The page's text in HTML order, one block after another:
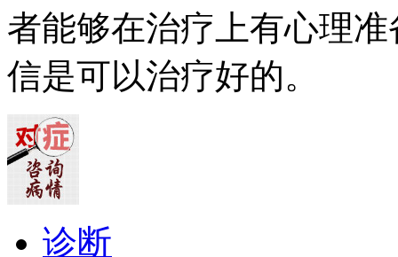
者能够在治疗上有心理
信是可以治疗好的。
诊断